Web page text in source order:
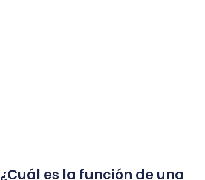
¿Cuál es la función de una